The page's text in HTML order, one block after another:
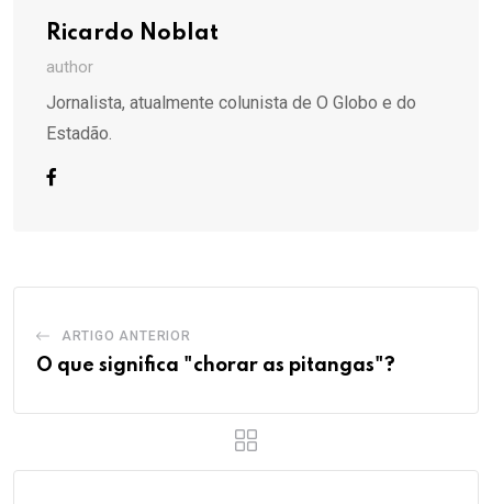
Ricardo Noblat
author
Jornalista, atualmente colunista de O Globo e do
Estadão.
ARTIGO ANTERIOR
O que significa "chorar as pitangas"?